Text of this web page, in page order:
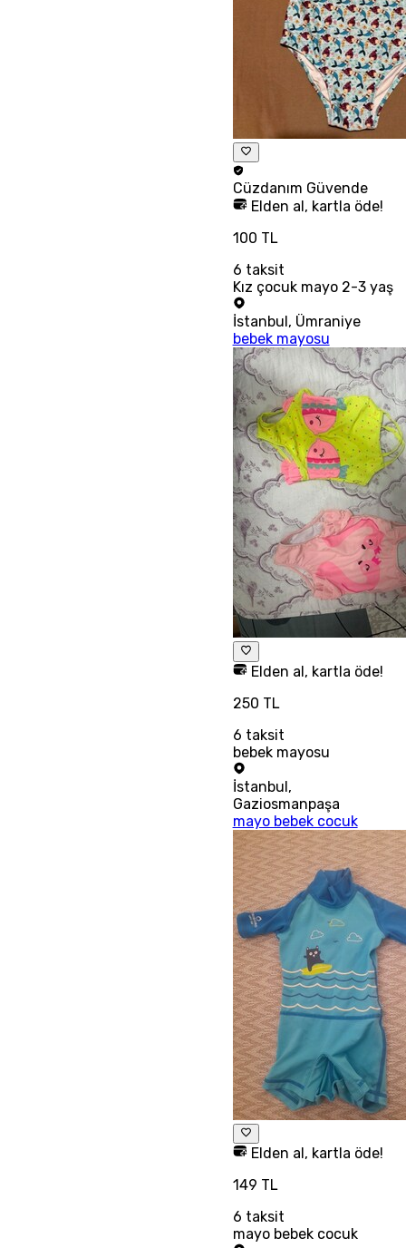
Cüzdanım Güvende
Elden al, kartla öde!
100 TL
6 taksit
Kız çocuk mayo 2-3 yaş
İstanbul , Ümraniye
bebek mayosu
Elden al, kartla öde!
250 TL
6 taksit
bebek mayosu
İstanbul,
Gaziosmanpaşa
mayo bebek cocuk
Elden al, kartla öde!
149 TL
6 taksit
mayo bebek cocuk